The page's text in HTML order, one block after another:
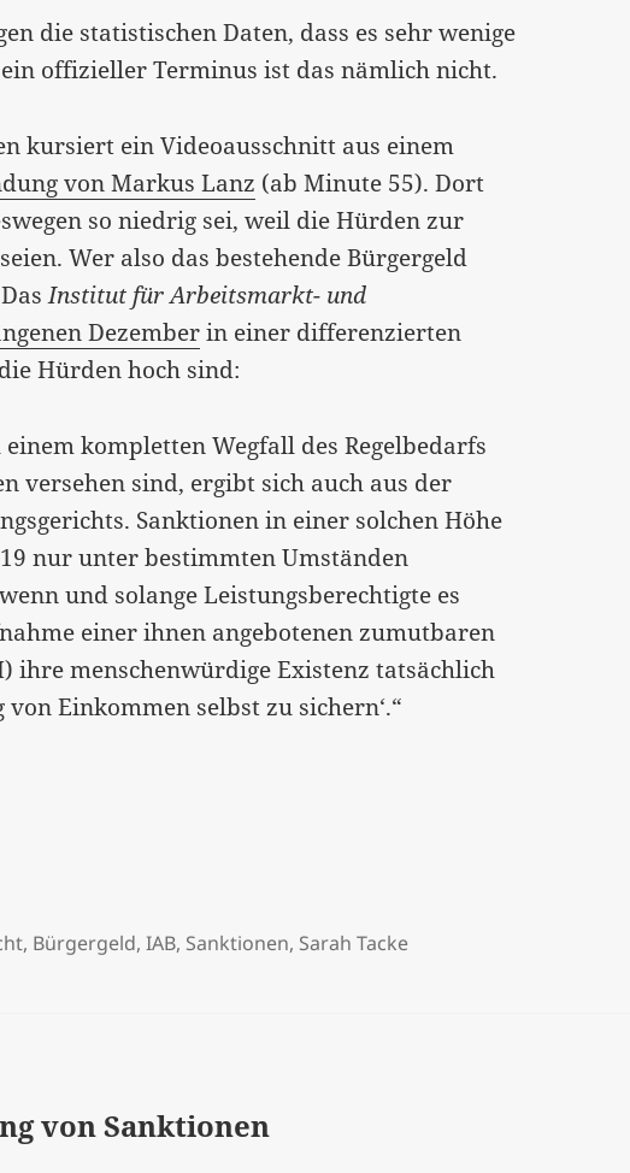
die statistischen Daten, dass es sehr wenige
offizieller Terminus ist das nämlich nicht.
kursiert ein Videoausschnitt aus einem
von Markus Lanz (ab Minute 55). Dort
so niedrig sei, weil die Hürden zur
Wer also das bestehende Bürgergeld
Institut für Arbeitsmarkt- und
Dezemberin einer differenzierten
Hürden hoch sind:
kompletten Wegfall des Regelbedarfs
versehen sind, ergibt sich auch aus der
Sanktionen in einer solchen Höhe
nur unter bestimmten Umständen
und solange Leistungsberechtigte es
einer ihnen angebotenen zumutbaren
ihre menschenwürdige Existenz tatsächlich
Einkommen selbst zu sichern‘.“
, Bürgergeld,IAB, Sanktionen, Sarah Tacke
von Sanktionen